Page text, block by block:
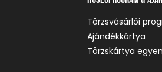
Törzsvásárlói
Ajándékkártya
Törzskártya